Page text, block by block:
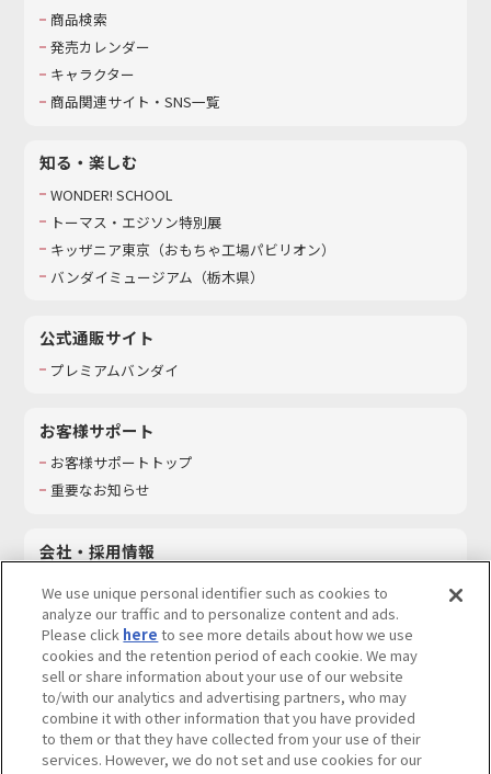
商品検索
発売カレンダー
キャラクター
商品関連サイト・SNS一覧
知る・楽しむ
WONDER! SCHOOL
トーマス・エジソン特別展
キッザニア東京（おもちゃ工場パビリオン）​
バンダイミュージアム（栃木県）
公式通販サイト
プレミアムバンダイ
お客様サポート
お客様サポートトップ
重要なお知らせ
会社・採用情報
採用情報
サステナビリティ
お問い合わせ
ウェブサイトご利用条件 ソーシャルメディアポリシー
We use unique personal identifier such as cookies to
analyze our traffic and to personalize content and ads.
Please click here to see more details about how we use
cookies and the retention period of each cookie. We may
sell or share information about your use of our website
to/with our analytics and advertising partners, who may
combine it with other information that you have provided
to them or that they have collected from your use of their
services. However, we do not set and use cookies for our